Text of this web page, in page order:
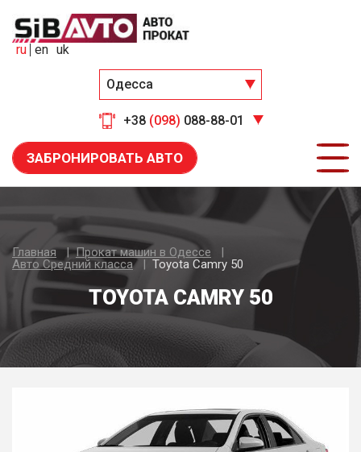
Одесса
+38 (098) 088-88-01
ru en uk
ЗАБРОНИРОВАТЬ АВТО
Главная
Прокат машин в Одессе
Авто Средний класса
Toyota Camry 50
TOYOTA CAMRY 50